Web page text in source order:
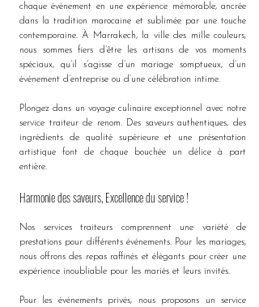
chaque événement en une expérience mémorable, ancrée
dans la tradition marocaine et sublimée par une touche
contemporaine. À Marrakech, la ville des mille couleurs,
nous sommes fiers d’être les artisans de vos moments
spéciaux, qu’il s’agisse d’un mariage somptueux, d’un
événement d’entreprise ou d’une célébration intime.
Plongez dans un voyage culinaire exceptionnel avec notre
service traiteur de renom. Des saveurs authentiques, des
ingrédients de qualité supérieure et une présentation
artistique font de chaque bouchée un délice à part
entière.
Harmonie des saveurs, Excellence du service !
Nos services traiteurs comprennent une variété de
prestations pour différents événements. Pour les mariages,
nous offrons des repas raffinés et élégants pour créer une
expérience inoubliable pour les mariés et leurs invités.
Pour les événements privés, nous proposons un service